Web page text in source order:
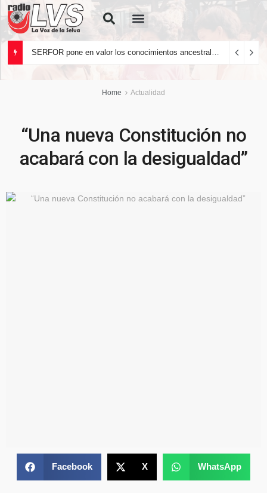
Home Actualidad
“Una nueva Constitución no
acabará con la desigualdad”
Facebook X WhatsApp